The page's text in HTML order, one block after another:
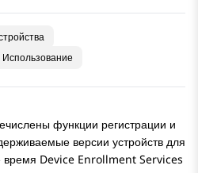
Использование
функции регистрации и
версии устройств для
время Device Enrollment Services